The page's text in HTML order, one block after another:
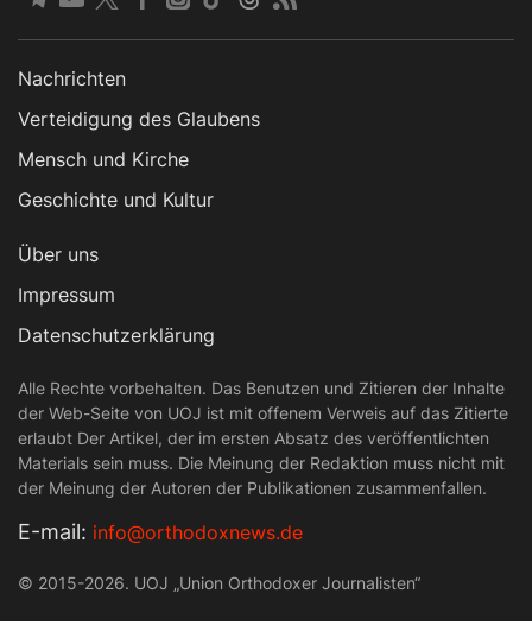
Nachrichten
Verteidigung des Glaubens
Mensch und Kirche
Geschichte und Kultur
Über uns
Impressum
Datenschutzerklärung
Alle Rechte vorbehalten. Das Benutzen und Zitieren der Inhalte
der Web-Seite von UOJ ist mit offenem Verweis auf das Zitierte
erlaubt Der Artikel, der im ersten Absatz des veröffentlichten
Materials sein muss. Die Meinung der Redaktion muss nicht mit
der Meinung der Autoren der Publikationen zusammenfallen.
Е-mail: info@orthodoxnews.de
© 2015-2026. UOJ „Union Orthodoxer Journalisten“